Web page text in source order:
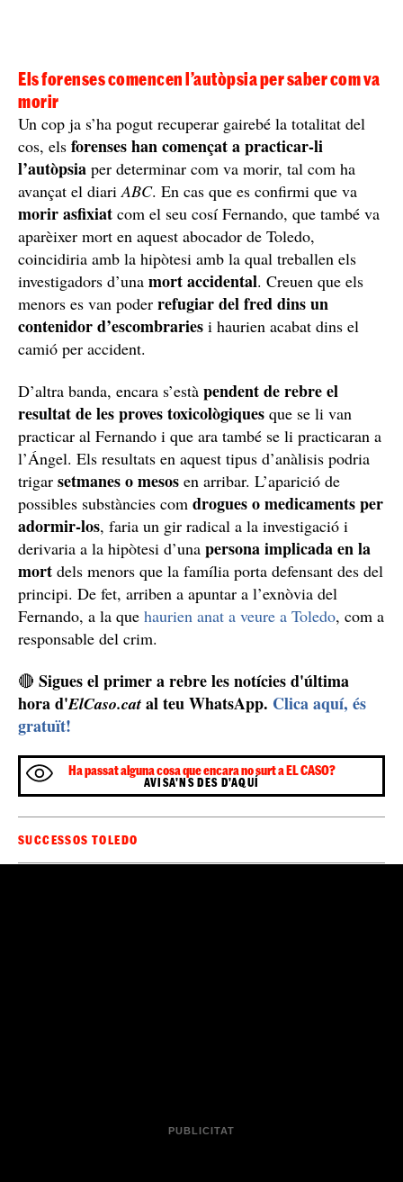
Els forenses comencen l’autòpsia per saber com va
morir
Un cop ja s’ha pogut recuperar gairebé la totalitat del
cos, els forenses han començat a practicar-li
l’autòpsia per determinar com va morir, tal com ha
avançat el diariABC. En cas que es confirmi que va
morir asfixiat com el seu cosí Fernando, que també va
aparèixer mort en aquest abocador de Toledo,
coincidiria amb la hipòtesi amb la qual treballen els
investigadors d’una mort accidental. Creuen que els
menors es van poder refugiar del fred dins un
contenidor d’escombraries i haurien acabat dins el
camió per accident.
D’altra banda, encara s’està pendent de rebre el
resultat de les proves toxicològiques que se li van
practicar al Fernando i que ara també se li practicaran a
l’Ángel. Els resultats en aquest tipus d’anàlisis podria
trigar setmanes o mesos en arribar. L’aparició de
possibles substàncies com drogues o medicaments per
adormir-los, faria un gir radical a la investigació i
derivaria a la hipòtesi d’una persona implicada en la
mort dels menors que la família porta defensant des del
principi. De fet, arriben a apuntar a l’exnòvia del
Fernando, a la que haurien anat a veure a Toledo, com a
responsable del crim.
🔴 Sigues el primer a rebre les notícies d'última
hora d'ElCaso.cat al teu WhatsApp. Clica aquí, és
gratuït!
Ha passat alguna cosa que encara no surt a EL CASO?
AVISA'NS DES D'AQUÍ
SUCCESSOS TOLEDO